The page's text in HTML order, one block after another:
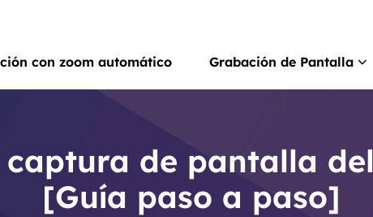
con zoom automático Grabación de Pantalla
captura de pantalla
[Guía paso a paso]